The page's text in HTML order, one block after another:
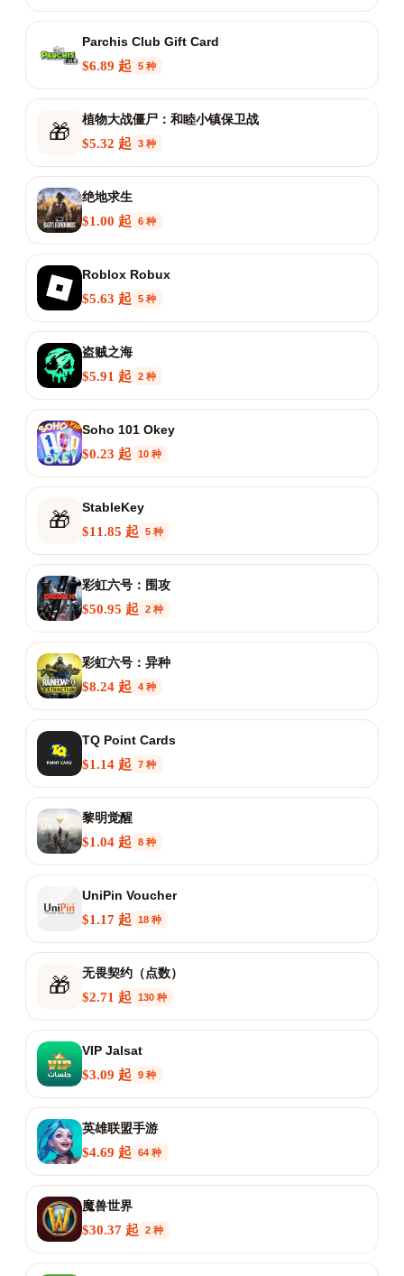
Parchis Club Gift Card
$6.89 起
5 种
🎁
植物大战僵尸：和睦小镇保卫战
$5.32 起
3 种
绝地求生
$1.00 起
6 种
Roblox Robux
$5.63 起
5 种
盗贼之海
$5.91 起
2 种
Soho 101 Okey
$0.23 起
10 种
🎁
StableKey
$11.85 起
5 种
彩虹六号：围攻
$50.95 起
2 种
彩虹六号：异种
$8.24 起
4 种
TQ Point Cards
$1.14 起
7 种
黎明觉醒
$1.04 起
8 种
UniPin Voucher
$1.17 起
18 种
🎁
无畏契约（点数）
$2.71 起
130 种
VIP Jalsat
$3.09 起
9 种
英雄联盟手游
$4.69 起
64 种
魔兽世界
$30.37 起
2 种